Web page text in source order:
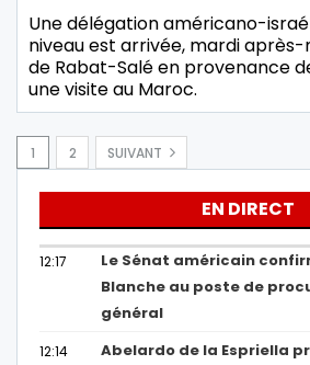
Une délégation américano-
niveau est arrivée, mardi après-
de Rabat-Salé en provenance
une visite au Maroc.
1 2 SUIVANT
EN DIRECT
12:17
Le Sénat américain
Blanche au poste de
général
12:14
Abelardo de la Espriella